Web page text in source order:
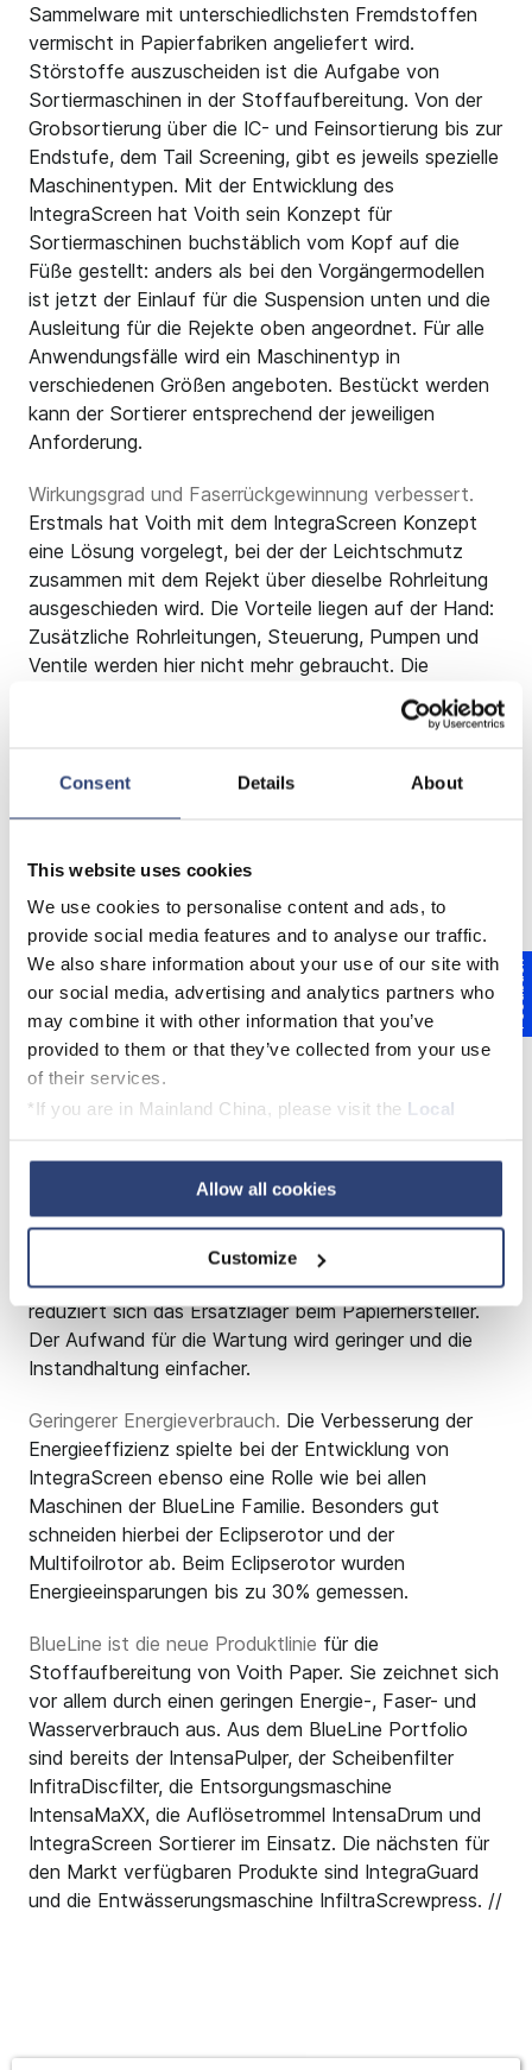
Consent Details About
This website uses cookies
We use cookies to personalise content and ads, to
provide social media features and to analyse our traffic.
We also share information about your use of our site with
our social media, advertising and analytics partners who
may combine it with other information that you’ve
provided to them or that they’ve collected from your use
of their services.
*If you are in Mainland China, please visit the Local
Allow all cookies
Customize
Sammelware mit unterschiedlichsten Fremdstoffen
vermischt in Papierfabriken angeliefert wird.
Störstoffe auszuscheiden ist die Aufgabe von
Sortiermaschinen in der Stoffaufbereitung. Von der
Grobsortierung über die IC- und Feinsortierung bis zur
Endstufe, dem Tail Screening, gibt es jeweils spezielle
Maschinentypen. Mit der Entwicklung des
IntegraScreen hat Voith sein Konzept für
Sortiermaschinen buchstäblich vom Kopf auf die
Füße gestellt: anders als bei den Vorgängermodellen
ist jetzt der Einlauf für die Suspension unten und die
Ausleitung für die Rejekte oben angeordnet. Für alle
Anwendungsfälle wird ein Maschinentyp in
verschiedenen Größen angeboten. Bestückt werden
kann der Sortierer entsprechend der jeweiligen
Anforderung.
Wirkungsgrad und Faserrückgewinnung verbessert.
Erstmals hat Voith mit dem IntegraScreen Konzept
eine Lösung vorgelegt, bei der der Leichtschmutz
zusammen mit dem Rejekt über dieselbe Rohrleitung
ausgeschieden wird. Die Vorteile liegen auf der Hand:
Zusätzliche Rohrleitungen, Steuerung, Pumpen und
Ventile werden hier nicht mehr gebraucht. Die
Investitionskosten sinken und der Aufwand für die
Instandhaltung dieser Teile entfällt. In der Maschine
Strömungsverhältnisse und sorgt für gleichmäßige
in der Folge den Wirkungsgrad der
Die Faserrückgewinnung in der Endstufe wird bei
Verwendung von IntegraScreen Sortierern erhöht, da
Verdünnungswasser neuartig dosiert werden kann.
Der Faseraustrag wird damit in Verbindung mit einer
internen Rezirkulation minimiert.
Baukastensystem verkleinert das Ersatzteillager.
entwickelt worden. Angeboten wird ein
Maschinengehäuse in mehreren Größen, das mit den
bewährten Voith Siebkörben und Rotoren für die
jeweiligen Einsatzgebiete bestückt werden kann.
Durch die Standardisierung der Maschinenteile
reduziert sich das Ersatzlager beim Papierhersteller.
Der Aufwand für die Wartung wird geringer und die
Instandhaltung einfacher.
Geringerer Energieverbrauch. Die Verbesserung der
Energieeffizienz spielte bei der Entwicklung von
IntegraScreen ebenso eine Rolle wie bei allen
Maschinen der BlueLine Familie. Besonders gut
schneiden hierbei der Eclipserotor und der
Multifoilrotor ab. Beim Eclipserotor wurden
Energieeinsparungen bis zu 30% gemessen.
BlueLine ist die neue Produktlinie für die
Stoffaufbereitung von Voith Paper. Sie zeichnet sich
vor allem durch einen geringen Energie-, Faser- und
Wasserverbrauch aus. Aus dem BlueLine Portfolio
sind bereits der IntensaPulper, der Scheibenfilter
InfitraDiscfilter, die Entsorgungsmaschine
IntensaMaXX, die Auflösetrommel IntensaDrum und
IntegraScreen Sortierer im Einsatz. Die nächsten für
den Markt verfügbaren Produkte sind IntegraGuard
und die Entwässerungsmaschine InfiltraScrewpress. //
Feedback